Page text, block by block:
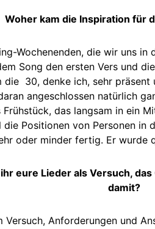
Woher kam die Inspiration für
Wochenenden, die wir uns
Song den ersten Vers und
30, denke ich, sehr
angeschlossen natürlich
das langsam in ein
Positionen von Personen
oder minder fertig. Er
eure Lieder als Versuch,
damit?
Versuch, Anforderungen und